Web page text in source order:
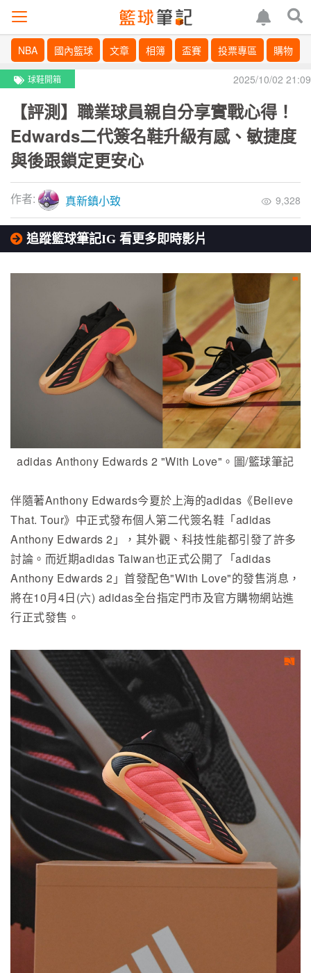
NBA 國內籃球 文章 相簿 盃賽 投票專區 購物
球鞋開箱 2025/10/02 21:09
【評測】職業球員親自分享實戰心得！
Edwards二代簽名鞋升級有感、敏捷度
與後跟鎖定更安心
作者: 真新鎮小致 9,328
追蹤籃球筆記IG 看更多即時影片
adidas Anthony Edwards 2 "With Love"。圖/籃球筆記
伴隨著Anthony Edwards今夏於上海的adidas《Believe
That. Tour》中正式發布個人第二代簽名鞋「adidas
Anthony Edwards 2」，其外觀、科技性能都引發了許多
討論。而近期adidas Taiwan也正式公開了「adidas
Anthony Edwards 2」首發配色"With Love"的發售消息，
將在10月4日(六) adidas全台指定門市及官方購物網站進
行正式發售。